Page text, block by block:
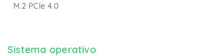
M.2 PCIe 4.0
Sistema operativo